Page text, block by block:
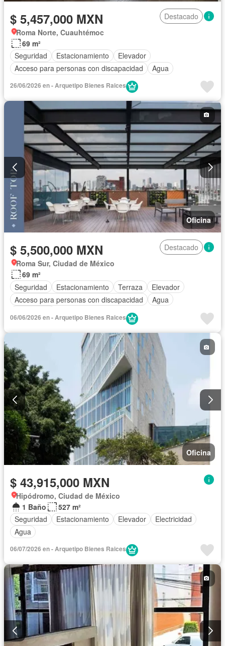
$ 5,457,000 MXN
Destacado
Roma Norte, Cuauhtémoc
69 m²
Seguridad
Estacionamiento
Elevador
Acceso para personas con discapacidad
Agua
26/06/2026 en - Arquetipo Bienes Raices
Oficina
$ 5,500,000 MXN
Destacado
Roma Sur, Ciudad de México
69 m²
Seguridad
Estacionamiento Terraza
Elevador
Acceso para personas con discapacidad
Agua
06/06/2026 en - Arquetipo Bienes Raices
Oficina
$ 43,915,000 MXN
Hipódromo, Ciudad de México
1 Baño
527 m²
Seguridad
Estacionamiento Elevador
Electricidad
Agua
06/07/2026 en - Arquetipo Bienes Raices